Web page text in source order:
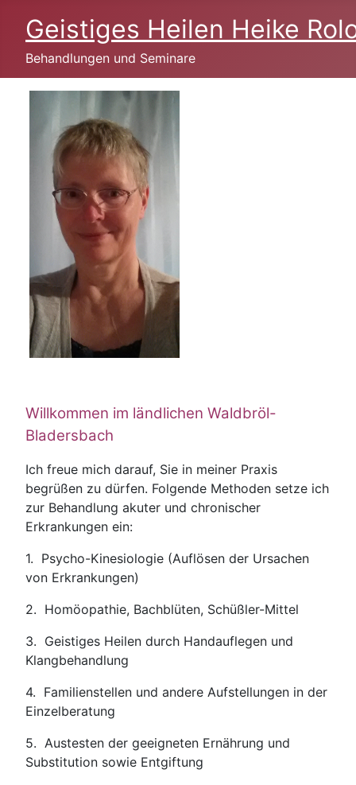
Geistiges Heilen Heike
Behandlungen und Seminare
Willkommen im ländlichen Waldbröl-
Bladersbach
Ich freue mich darauf, Sie in meiner Praxis
begrüßen zu dürfen. Folgende Methoden setze ich
zur Behandlung akuter und chronischer
Erkrankungen ein:
1. Psycho-Kinesiologie (Auflösen der Ursachen
von Erkrankungen)
2. Homöopathie, Bachblüten, Schüßler-Mittel
3. Geistiges Heilen durch Handauflegen und
Klangbehandlung
4. Familienstellen und andere Aufstellungen in der
Einzelberatung
5. Austesten der geeigneten Ernährung und
Substitution sowie Entgiftung